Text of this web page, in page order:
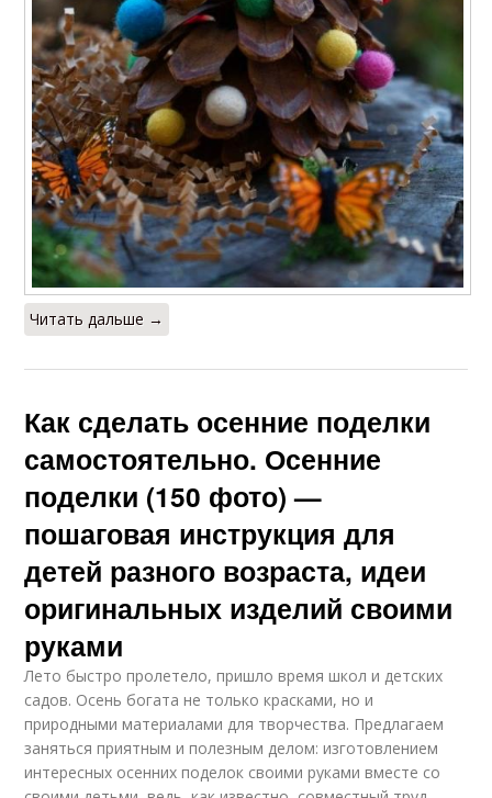
Читать дальше →
Как сделать осенние поделки
самостоятельно. Осенние
поделки (150 фото) —
пошаговая инструкция для
детей разного возраста, идеи
оригинальных изделий своими
руками
Лето быстро пролетело, пришло время школ и детских
садов. Осень богата не только красками, но и
природными материалами для творчества. Предлагаем
заняться приятным и полезным делом: изготовлением
интересных осенних поделок своими руками вместе со